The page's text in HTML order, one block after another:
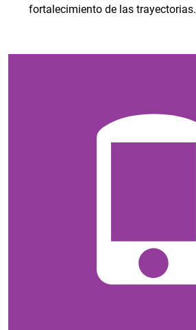
fortalecimiento de las trayectorias.